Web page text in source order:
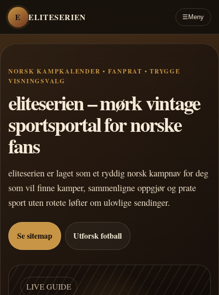
E ELITESERIEN ☰ Meny
NORSK KAMPKALENDER • FANPRAT • TRYGGE
VISNINGSVALG
eliteserien – mørk vintage
sportsportal for norske
fans
eliteserien er laget som et ryddig norsk kampnav for deg
som vil finne kamper, sammenligne oppgjør og prate
sport uten rotete løfter om ulovlige sendinger.
Se sitemap Utforsk fotball
LIVE GUIDE